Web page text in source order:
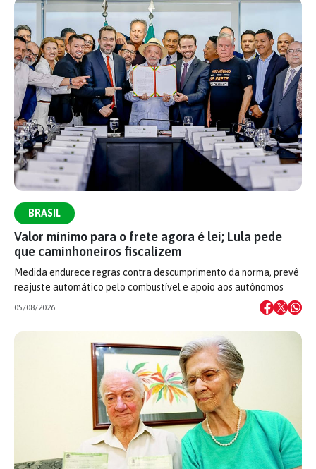
BRASIL
Valor mínimo para o frete agora é lei; Lula pede
que caminhoneiros fiscalizem
Medida endurece regras contra descumprimento da norma, prevê
reajuste automático pelo combustível e apoio aos autônomos
05/08/2026